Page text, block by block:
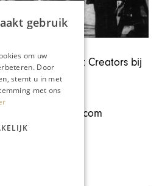
Chapeau Content Creators bij
gebruik
om uw
Door
stemt u in met
met ons